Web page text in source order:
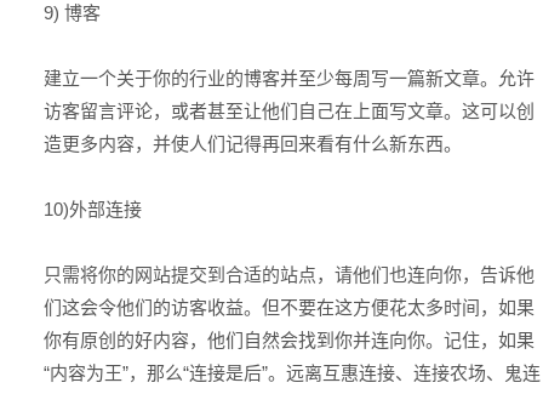
9) 博客
建立一个关于你的行业的博客并至少每周写一篇新文章。允许
访客留言评论，或者甚至让他们自己在上面写文章。这可以创
造更多内容，并使人们记得再回来看有什么新东西。
10)外部连接
只需将你的网站提交到合适的站点，请他们也连向你，告诉他
们这会令他们的访客收益。但不要在这方便花太多时间，如果
你有原创的好内容，他们自然会找到你并连向你。记住，如果
“内容为王”，那么“连接是后”。远离互惠连接、连接农场、鬼连